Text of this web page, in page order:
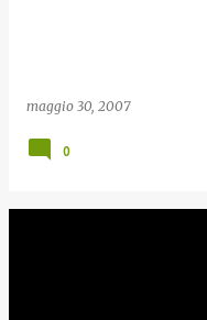
maggio 30, 2007
0